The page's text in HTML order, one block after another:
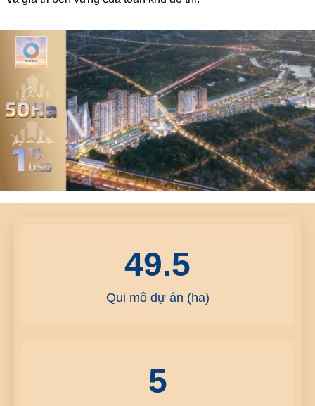
49.5
Qui mô dự án (ha)
5